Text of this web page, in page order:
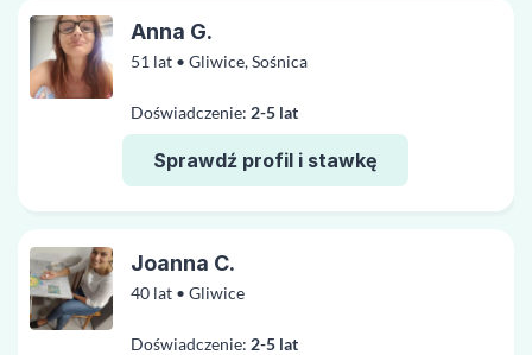
51 lat • Gliwice, Sośnica
Doświadczenie: 2-5 lat
Sprawdź profil i stawkę
Anna G.
40 lat • Gliwice
Doświadczenie: 2-5 lat
Joanna C.